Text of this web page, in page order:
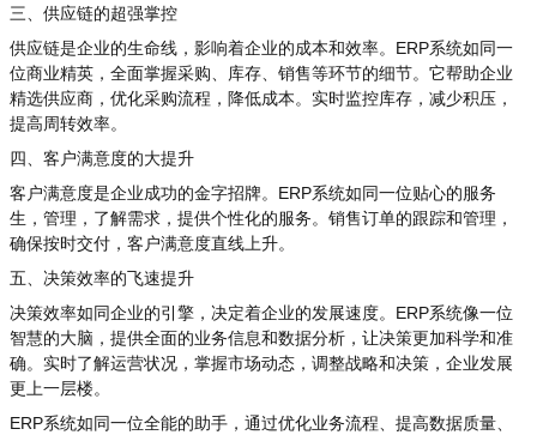
三、供应链的超强掌控
供应链是企业的生命线，影响着企业的成本和效率。ERP系统如同一
位商业精英，全面掌握采购、库存、销售等环节的细节。它帮助企业
精选供应商，优化采购流程，降低成本。实时监控库存，减少积压，
提高周转效率。
四、客户满意度的大提升
客户满意度是企业成功的金字招牌。ERP系统如同一位贴心的服务
生，管理，了解需求，提供个性化的服务。销售订单的跟踪和管理，
确保按时交付，客户满意度直线上升。
五、决策效率的飞速提升
决策效率如同企业的引擎，决定着企业的发展速度。ERP系统像一位
智慧的大脑，提供全面的业务信息和数据分析，让决策更加科学和准
确。实时了解运营状况，掌握市场动态，调整战略和决策，企业发展
更上一层楼。
ERP系统如同一位全能的助手，通过优化业务流程、提高数据质量、